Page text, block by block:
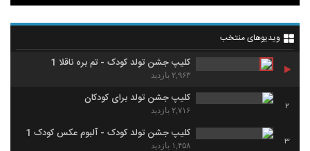
ویدیوهای منتخب
کلیپ جشن تولد کودک - تم بره ناقلا 1
۲,۹۶۳ بازدید
2
کلیپ جشن تولد برای کودکان
۲,۷۱۶ بازدید
3
کلیپ جشن تولد کودک - آلبوم عکس کودک 1
۱,۴۵۸ بازدید